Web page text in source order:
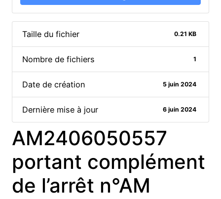
Taille du fichier 0.21 KB
Nombre de fichiers 1
Date de création 5 juin 2024
Dernière mise à jour 6 juin 2024
AM2406050557
portant complément
de l’arrêt n°AM